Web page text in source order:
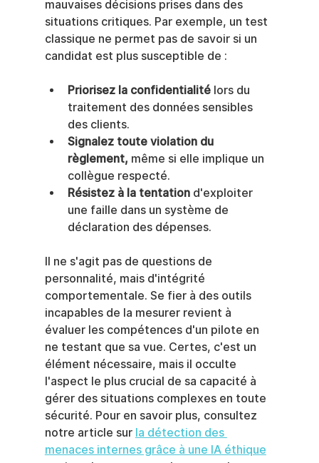
mauvaises décisions prises dans des
situations critiques. Par exemple, un test
classique ne permet pas de savoir si un
candidat est plus susceptible de :
Priorisez la confidentialité lors du
traitement des données sensibles
des clients.
Signalez toute violation du
règlement, même si elle implique un
collègue respecté.
Résistez à la tentation d'exploiter
une faille dans un système de
déclaration des dépenses.
Il ne s'agit pas de questions de
personnalité, mais d'intégrité
comportementale. Se fier à des outils
incapables de la mesurer revient à
évaluer les compétences d'un pilote en
ne testant que sa vue. Certes, c'est un
élément nécessaire, mais il occulte
l'aspect le plus crucial de sa capacité à
gérer des situations complexes en toute
sécurité. Pour en savoir plus, consultez
notre article sur la détection des
menaces internes grâce à une IA éthique